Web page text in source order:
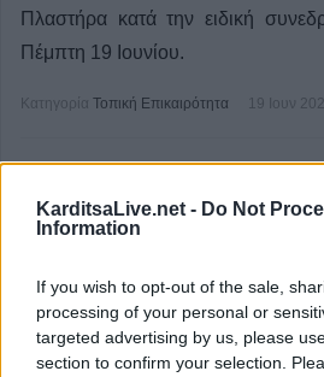
KarditsaLive.net - Do Not
Information
If you wish to opt-out of the sale,
processing of your personal or
targeted advertising by us, please
section to confirm your selection.
Πλαστήρα κατά την ειδική
Πέμπτη 19 Ιουνίου.
Κατηγορία Τοπική Επικαιρότητα 19 Ιουν